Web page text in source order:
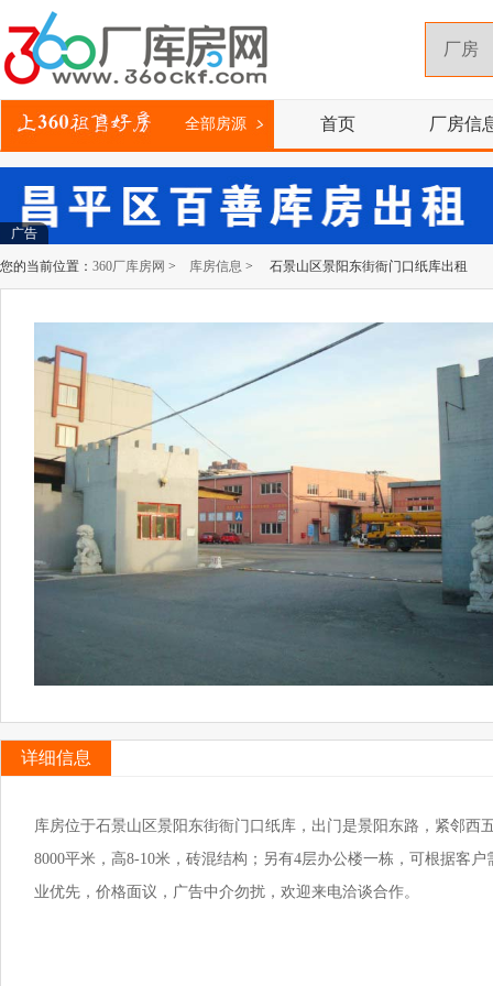
全部房源 首页 厂房信
广告
您的当前位置： 360厂库房网 > 库房信息 > 石景山区景阳东街衙门口纸库出租
详细信息
库房位于石景山区景阳东街衙门口纸库，出门是景阳东路，紧邻
8000平米，高8-10米，砖混结构；另有4层办公楼一栋，可根据客
业优先，价格面议，广告中介勿扰，欢迎来电洽谈合作。